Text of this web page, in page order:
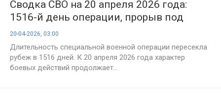
Сводка СВО на 20 апреля 2026 года:
1516-й день операции, прорыв под
Харьковом и битва дронов
20-04-2026, 03:00
Длительность специальной военной операции пересекла
рубеж в 1516 дней. К 20 апреля 2026 года характер
боевых действий продолжает...